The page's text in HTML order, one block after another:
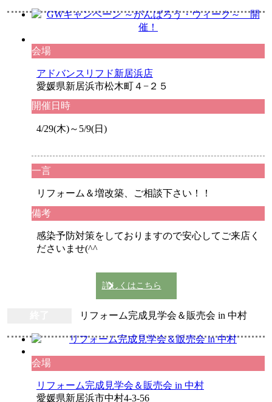
会場
アドバンスリフド新居浜店
愛媛県新居浜市松木町４−２５
開催日時
4/29(木)～5/9(日)
一言
リフォーム＆増改築、ご相談下さい！！
備考
感染予防対策をしておりますので安心してご来店く
ださいませ(^^ゞ
詳しくはこちら
リフォーム完成見学会＆販売会 in 中村
会場
リフォーム完成見学会＆販売会 in 中村
愛媛県新居浜市中村4-3-56